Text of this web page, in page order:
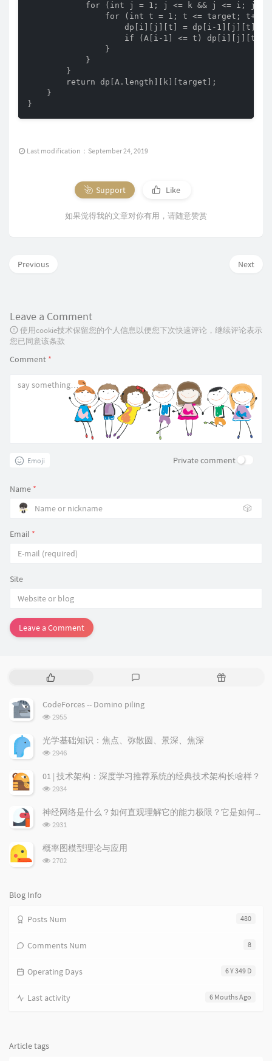
for (int j = 1; j <= k && j <= i; j++)
for (int t = 1; t <= target; t++)
                    dp[i][j][t] = dp[i-1][j][t];
if (A[i-1] <= t) dp[i][j][t]
                }
            }
        }
        return dp[A.length][k][target];
    }
}
Last modification：September 24, 2019
Support Like
如果觉得我的文章对你有用，请随意赞赏
Next
Previous
Leave a Comment
使用cookie技术保留您的个人信息以便您下次快速评论，继续评论表示
您已同意该条款
Comment *
Emoji Private comment
Name *
🎲
Email *
Site
Leave a Comment
P
p
u
a
r
r
t
c
l
s
e
t
m
n
R
t
l
CodeForces -- Domino piling
浏
次
数:
2955
光学基础知识：焦点、弥散圆、景深、焦深
浏
次
数:
2946
01 | 技术架构：深度学习推荐系统的经典技术架构长啥样？
浏
次
数:
2934
神经网络是什么？如何直观理解它的能力极限？它是如何无限逼近真理？
浏
次
数:
2931
概率图模型理论与应用
浏
2702
Blog Info
480
Posts Num
8
Comments Num
6 Y 349 D
Operating Days
6 Mouths Ago
Last activity
Article tags